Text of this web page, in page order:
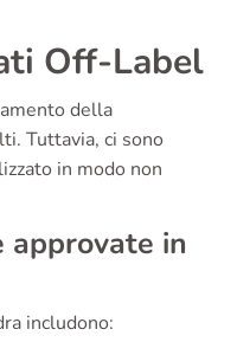
Off-Label
della
Tuttavia, ci sono
in modo non
approvate in
includono: